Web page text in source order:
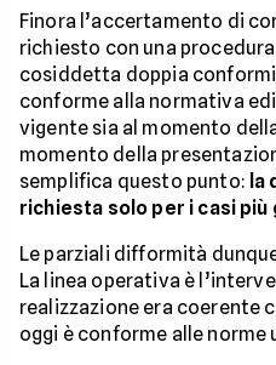
Finora l’accertamento di
richiesto con una
cosiddetta doppia
conforme alla normativa
vigente sia al momento
momento della
semplifica questo punto: la
richiesta solo per i casi più
Le parziali difformità
La linea operativa è
realizzazione era coerente
oggi è conforme alle norme